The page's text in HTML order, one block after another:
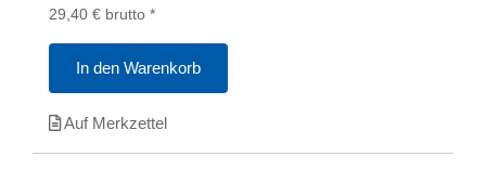
29,40 € brutto *
In den Warenkorb
Auf Merkzettel